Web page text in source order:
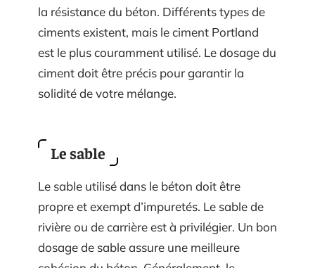
la résistance du béton. Différents types de
ciments existent, mais le ciment Portland
est le plus couramment utilisé. Le dosage du
ciment doit être précis pour garantir la
solidité de votre mélange.
Le sable
Le sable utilisé dans le béton doit être
propre et exempt d’impuretés. Le sable de
rivière ou de carrière est à privilégier. Un bon
dosage de sable assure une meilleure